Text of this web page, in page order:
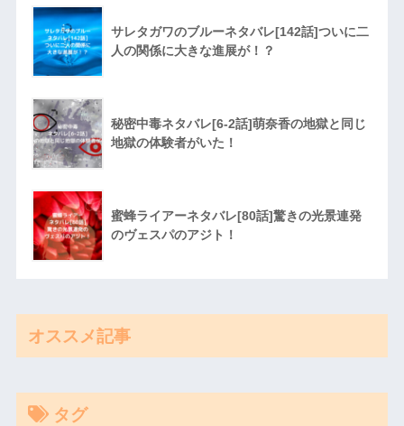
サレタガワのブルーネタバレ[142話]ついに二
人の関係に大きな進展が！？
秘密中毒ネタバレ[6-2話]萌奈香の地獄と同じ
地獄の体験者がいた！
蜜蜂ライアーネタバレ[80話]驚きの光景連発
のヴェスパのアジト！
オススメ記事
タグ